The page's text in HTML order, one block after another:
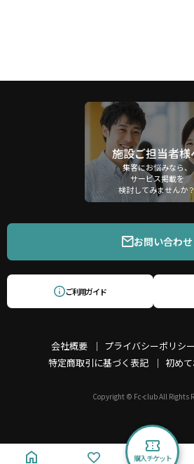
施設ご担当者様
集客にお悩みなら、
サービス掲載を
検討してみませんか？
会社概要 プライバシーポリシー
特定商取引に基づく表記
初め
お問い合わせ
ご利用ガイド
Copyright © Fc-club All Rights
購入チケット